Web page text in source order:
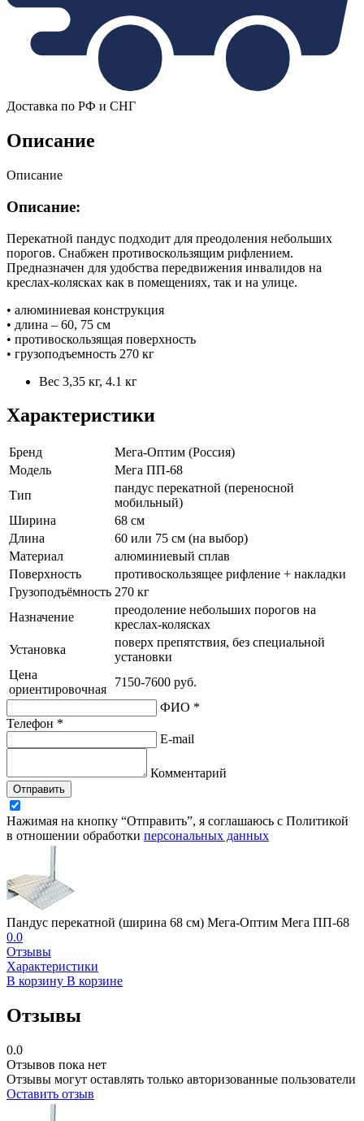
Доставка по РФ и СНГ
Описание
Описание
Описание:
Перекатной пандус подходит для преодоления небольших
порогов. Снабжен противоскользящим рифлением.
Предназначен для удобства передвижения инвалидов на
креслах-колясках как в помещениях, так и на улице.
• алюминиевая конструкция
• длина – 60, 75 см
• противоскользящая поверхность
• грузоподъемность 270 кг
Вес 3,35 кг, 4.1 кг
Характеристики
Бренд
Мега-Оптим (Россия)
Модель
Мега ПП-68
Тип
пандус перекатной (переносной
мобильный)
Ширина
68 см
Длина
60 или 75 см (на выбор)
Материал
алюминиевый сплав
Поверхность
противоскользящее рифление + накладки
Грузоподъёмность 270 кг
Назначение
преодоление небольших порогов на
креслах-колясках
Установка
поверх препятствия, без специальной
установки
Цена
ориентировочная
7150-7600 руб.
ФИО *
Телефон *
E-mail
Комментарий
Отправить
Нажимая на кнопку “Отправить”, я соглашаюсь с Политикой
в отношении обработки персональных данных
Пандус перекатной (ширина 68 см) Мега-Оптим Мега ПП-68
0.0
Отзывы
Характеристики
В корзину В корзине
Отзывы
0.0
Отзывов пока нет
Отзывы могут оставлять только авторизованные пользователи
Оставить отзыв